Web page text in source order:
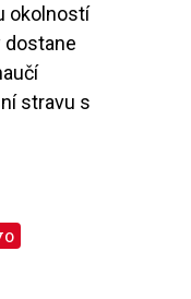
okolností
dostane
stravu s